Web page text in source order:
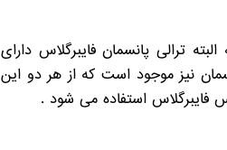
ترالی پانسمان فایبرگلاس دارای
نیز موجود است که از هر دو این
فایبرگلاس استفاده می شود .